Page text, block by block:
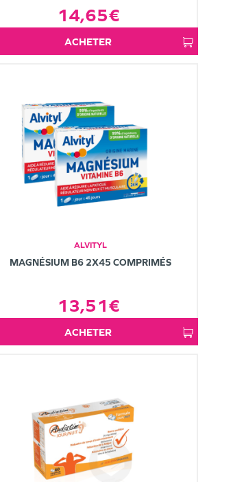
14,65€
ACHETER
ALVITYL
MAGNÉSIUM B6 2X45 COMPRIMÉS
13,51€
ACHETER